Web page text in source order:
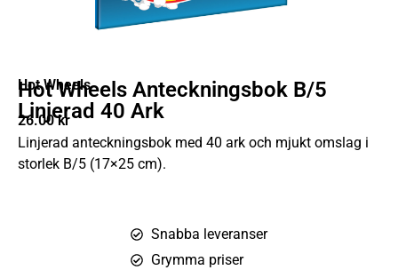
Hot Wheels
Hot Wheels Anteckningsbok B/5
Linjerad 40 Ark
26.00kr
Linjerad anteckningsbok med 40 ark och mjukt omslag i
storlek B/5 (17×25 cm).
Snabba leveranser
Grymma priser